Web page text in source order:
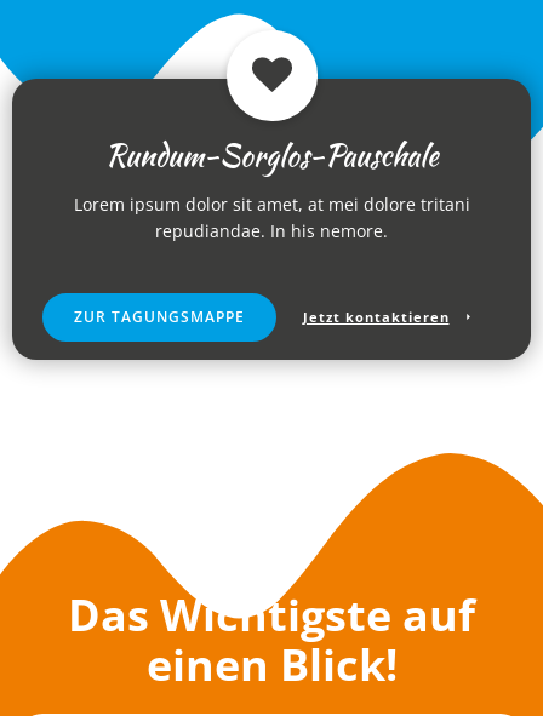
Rundum-Sorglos-Pauschale
Lorem ipsum dolor sit amet, at mei dolore tritani
repudiandae. In his nemore.
ZUR TAGUNGSMAPPE Jetzt kontaktieren
Das Wichtigste auf
einen Blick!